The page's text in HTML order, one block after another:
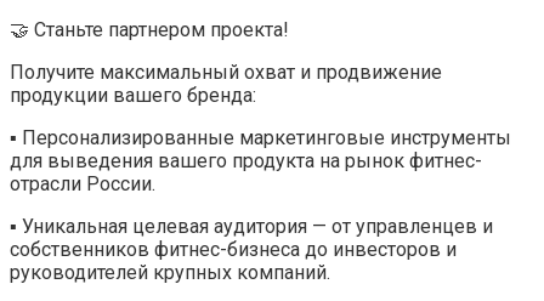
🤝 Станьте партнером проекта!
Получите максимальный охват и продвижение
продукции вашего бренда:
▪️ Персонализированные маркетинговые инструменты
для выведения вашего продукта на рынок фитнес-
отрасли России.
▪️ Уникальная целевая аудитория — от управленцев и
собственников фитнес-бизнеса до инвесторов и
руководителей крупных компаний.